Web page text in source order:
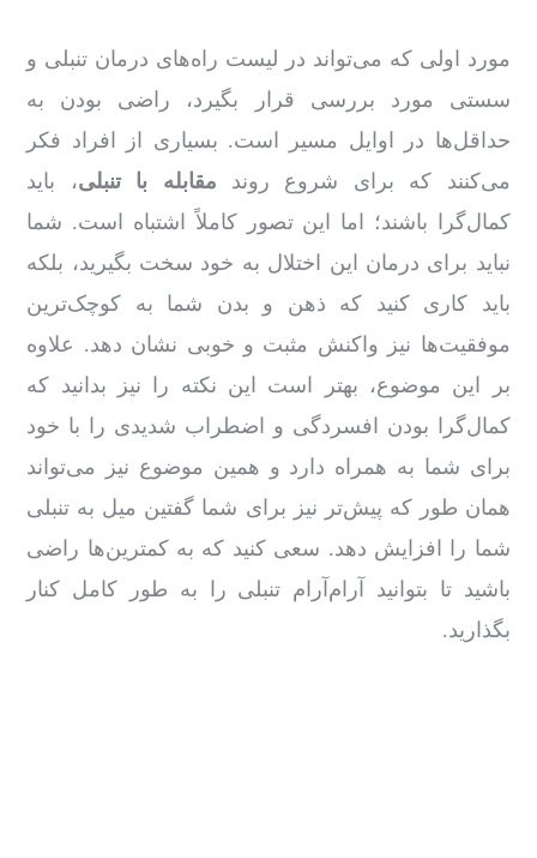
مورد اولی که می‌تواند در لیست راه‌های درمان تنبلی و
سستی مورد بررسی قرار بگیرد، راضی بودن به
حداقل‌ها در اوایل مسیر است. بسیاری از افراد فکر
می‌کنند که برای شروع روند مقابله با تنبلی، باید
کمال‌گرا باشند؛ اما این تصور کاملاً اشتباه است. شما
نباید برای درمان این اختلال به خود سخت بگیرید، بلکه
باید کاری کنید که ذهن و بدن شما به کوچک‌ترین
موفقیت‌ها نیز واکنش مثبت و خوبی نشان دهد. علاوه‌
بر این موضوع، بهتر است این نکته را نیز بدانید که
کمال‌گرا بودن افسردگی و اضطراب شدیدی را با خود
برای شما به‌ همراه دارد و همین موضوع نیز می‌تواند
همان ‌طور که پیش‌تر نیز برای شما گفتین میل به تنبلی
شما را افزایش دهد. سعی کنید که به کمترین‌ها راضی
باشید تا بتوانید آرام‌آرام تنبلی را به‌ طور کامل کنار
بگذارید.